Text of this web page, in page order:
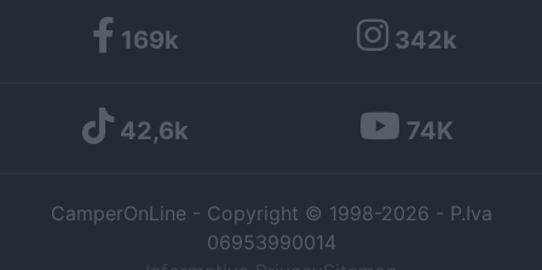
169k 342k
42,6k 74K
CamperOnLine - Copyright © 1998-2026 - P.Iva
06953990014